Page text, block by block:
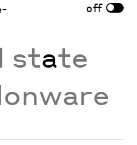
off
l state